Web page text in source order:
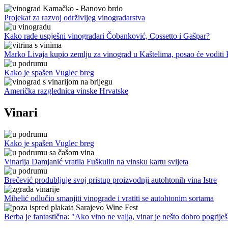
Projekat za razvoj održivijeg vinogradarstva
Kako rade uspješni vinogradari Čobanković, Cossetto i Gašpar?
Marko Livaja kupio zemlju za vinograd u Kaštelima, posao će voditi
Kako je spašen Vuglec breg
Američka razglednica vinske Hrvatske
Vinari
Kako je spašen Vuglec breg
Vinarija Damjanić vratila Fuškulin na vinsku kartu svijeta
Brečević produbljuje svoj pristup proizvodnji autohtonih vina Istre
Mihelić odlučio smanjiti vinograde i vratiti se autohtonim sortama
Berba je fantastična: "Ako vino ne valja, vinar je nešto dobro